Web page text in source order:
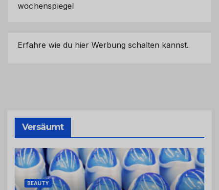
wochenspiegel
Erfahre wie du hier Werbung schalten kannst.
Versäumt
BEAUTY